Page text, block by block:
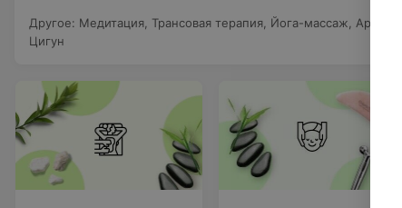
Другое: Медитация Трансовая терапия Йога-массаж
Цигун